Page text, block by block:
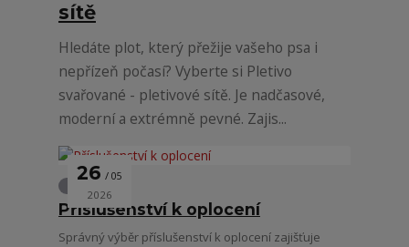
sítě
Hledáte plot, který přežije vašeho psa i
nepřízeň počasí? Vyberte si Pletivo
svařované - pletivové sítě. Je nadčasové,
moderní a extrémně pevné. Zajis...
26 05
2026
Příslušenství k oplocení
Správný výběr příslušenství k oplocení zajišťuje